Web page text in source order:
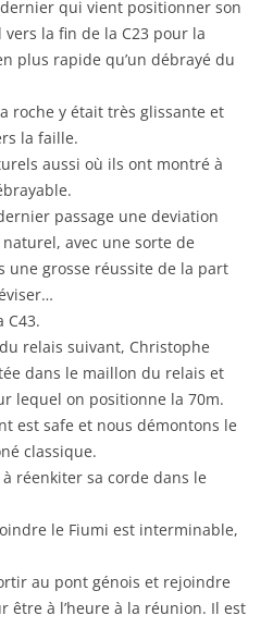
qui vient positionner son
la fin de la C23 pour la
plus rapide qu’un débrayé du
roche y était très glissante et
la faille.
aussi où ils ont montré à
passage une deviation
avec une sorte de
une grosse réussite de la part
C43.
relais suivant, Christophe
dans le maillon du relais et
lequel on positionne la 70m.
est safe et nous démontons le
classique.
réenkiter sa corde dans le
le Fiumi est interminable,
au pont génois et rejoindre
être à l’heure à la réunion. Il est